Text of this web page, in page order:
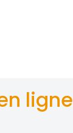
ligne